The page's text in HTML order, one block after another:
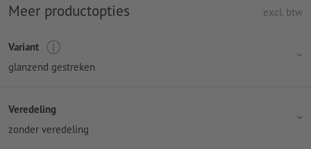
Meer productopties excl. btw
Variant
glanzend gestreken
Veredeling
zonder veredeling